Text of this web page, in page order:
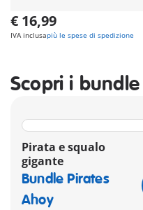
€ 16,99
IVA inclusapiù le spese di spedizione
Scopri i bundle
Pirata e squalo
gigante
Bundle Pirates
Ahoy